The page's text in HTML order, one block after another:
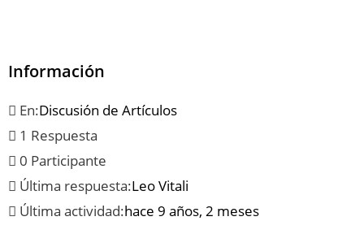
Información
En:Discusión de Artículos
1 Respuesta
0 Participante
Última respuesta:Leo Vitali
Última actividad:hace 9 años, 2 meses